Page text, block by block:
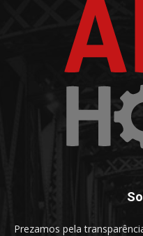
Prezamos pela